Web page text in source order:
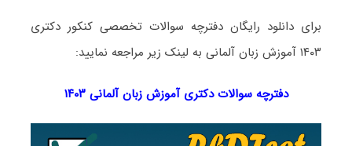
برای دانلود رایگان دفترچه سوالات تخصصی کنکور دکتری
۱۴۰۳ آموزش زبان آلمانی به لینک زیر مراجعه نمایید:
دفترچه سوالات دکتریآموزش زبان آلمانی ۱۴۰۳